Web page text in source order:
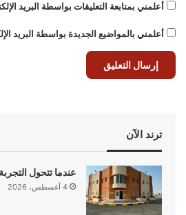
أعلمني بمتابعة التعليقات بواسطة البريد
أعلمني بالمواضيع الجديدة بواسطة البريد
ترند الآن
عندما تتحول
4 أغسطس، 2026